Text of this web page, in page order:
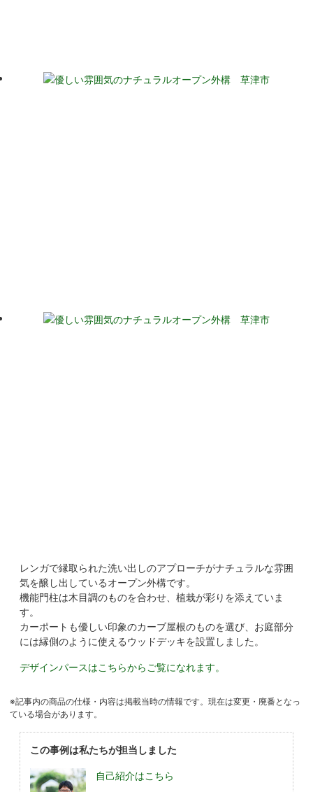
レンガで縁取られた洗い出しのアプローチがナチュラルな雰囲
気を醸し出しているオープン外構です。
機能門柱は木目調のものを合わせ、植栽が彩りを添えていま
す。
カーポートも優しい印象のカーブ屋根のものを選び、お庭部分
には縁側のように使えるウッドデッキを設置しました。
デザインパースはこちらからご覧になれます。
※記事内の商品の仕様・内容は掲載当時の情報です。現在は変更・廃番となっ
ている場合があります。
この事例は私たちが担当しました
自己紹介はこちら